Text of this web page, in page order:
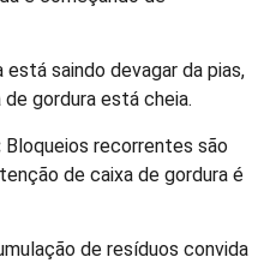
está saindo devagar da pias,
gordura está cheia.
Bloqueios recorrentes são
de caixa de gordura é
de resíduos convida